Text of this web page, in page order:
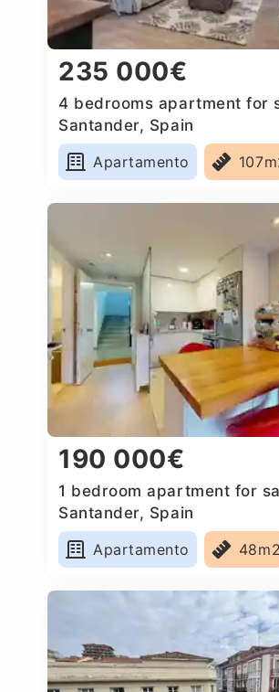
235 000€
4 bedrooms apartment for
Santander, Spain
Apartamento
190 000€
1 bedroom apartment for
Santander, Spain
Apartamento
48m2